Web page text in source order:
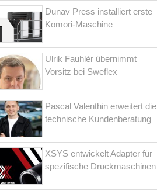
Dunav Press installiert erste
Komori-Maschine
Ulrik Fauhlér übernimmt
Vorsitz bei Sweflex
Pascal Valenthin erweitert die
technische Kundenberatung
XSYS entwickelt Adapter für
spezifische Druckmaschinen